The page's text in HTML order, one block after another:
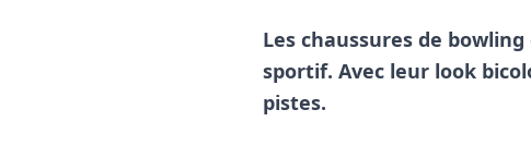
Les chaussures de
sportif. Avec leur look
pistes.